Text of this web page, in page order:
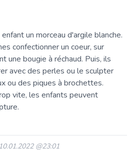
un morceau d'argile blanche.
confectionner un coeur, sur
une bougie à réchaud. Puis, ils
avec des perles ou le sculpter
ou des piques à brochettes.
vite, les enfants peuvent
@23:01